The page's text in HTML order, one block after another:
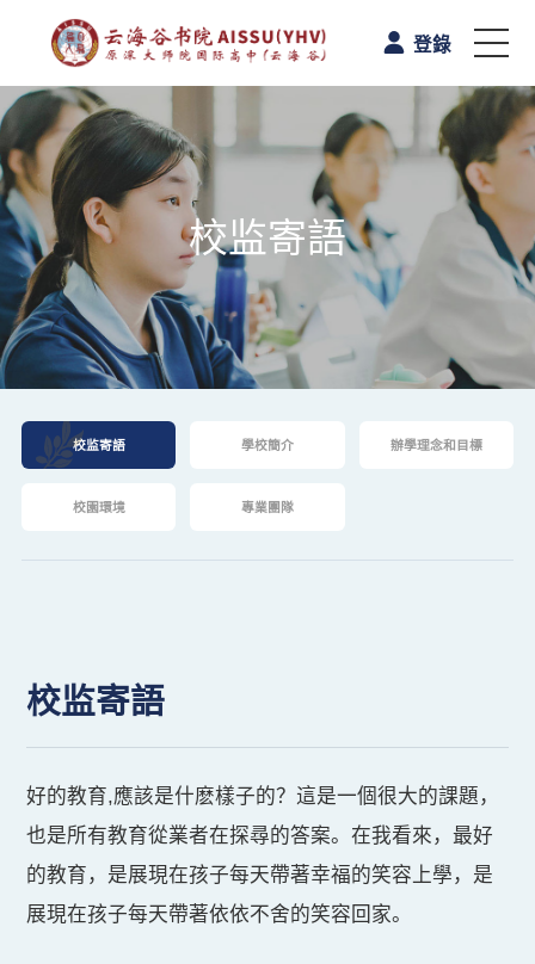
登錄
首頁
認識雲海谷書院
學與教
校園生活
校监寄語
校监寄語 學校簡介 辦學理念和目標
校園環境 專業團隊
校监寄語
好的教育,應該是什麽樣子的？這是一個很大的課題，
也是所有教育從業者在探尋的答案。在我看來，最好
的教育，是展現在孩子每天帶著幸福的笑容上學，是
展現在孩子每天帶著依依不舍的笑容回家。